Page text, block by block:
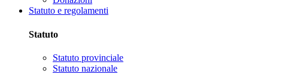
Statuto e regolamenti
Statuto
Statuto provinciale
Statuto nazionale